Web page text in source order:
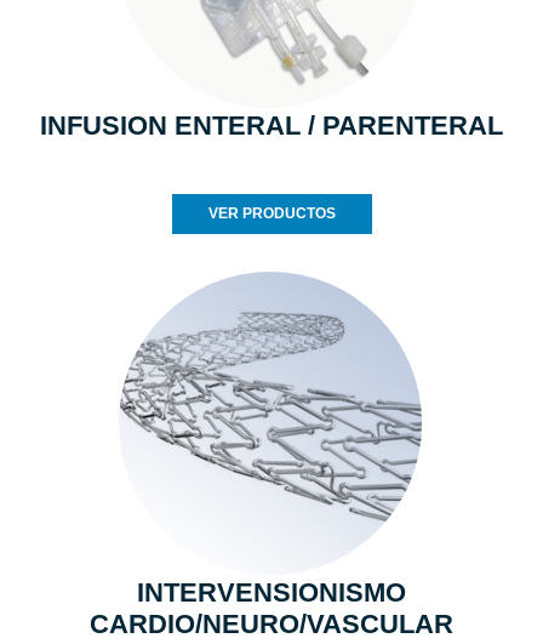
INFUSION ENTERAL / PARENTERAL
VER PRODUCTOS
INTERVENSIONISMO
CARDIO/NEURO/VASCULAR